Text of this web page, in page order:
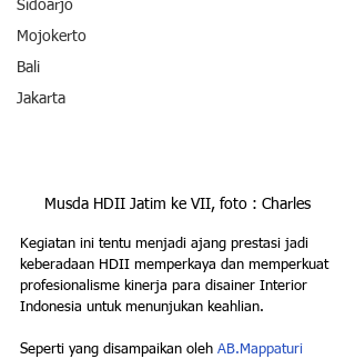
Sidoarjo
Mojokerto
Bali
Jakarta
Musda HDII Jatim ke VII, foto : Charles
Kegiatan ini tentu menjadi ajang prestasi jadi
keberadaan HDII memperkaya dan memperkuat
profesionalisme kinerja para disainer Interior
Indonesia untuk menunjukan keahlian.
Seperti yang disampaikan oleh AB.Mappaturi